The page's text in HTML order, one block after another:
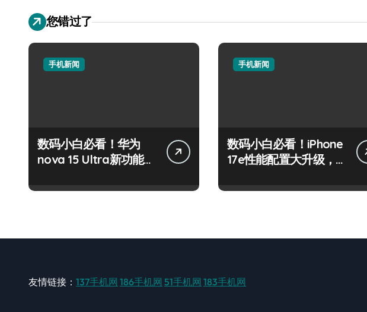
您错过了
手机新闻
数码小白必看！华为
nova 15 Ultra新功能解
手机新闻
数码小白必看！iPhone
17e性能配置大升级，
友情链接： 137手机网 186手机网 51手机网 183手机网